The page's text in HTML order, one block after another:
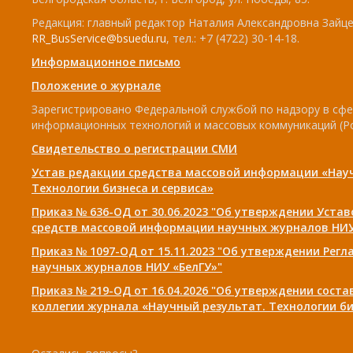
Редакция: главный редактор Наталия Александровна
RR_BusService@bsuedu.ru, тел.: +7 (4722) 30-14-18.
Информационное письмо
Положение о журнале
Зарегистрировано Федеральной службой по надзору в
информационных технологий и массовых коммуникаций
Свидетельство о регистрации СМИ
Устав редакции средства массовой информации
Технологии бизнеса и сервиса»
Приказ № 636-ОД от 30.06.2023 "Об утверждении
средств массовой информации научных журналов
Приказ № 1097-ОД от 15.11.2023 "Об утверждении
научных журналов НИУ «БелГУ»"
Приказ № 219-ОД от 16.04.2026 "Об утверждении
коллегии журнала «Научный результат. Технологии